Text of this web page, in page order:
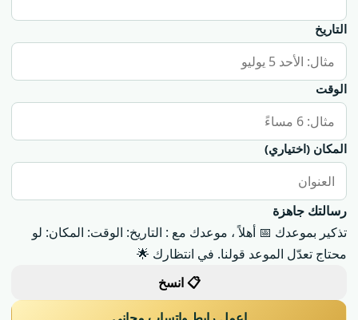
التاريخ
الوقت
المكان (اختياري)
رسالتك جاهزة
تذكير بموعدك 📅 أهلاً ، موعدك مع : التاريخ: الوقت: المكان: لو
محتاج تعدّل الموعد قولنا. في انتظارك 🌟
📋 انسخ